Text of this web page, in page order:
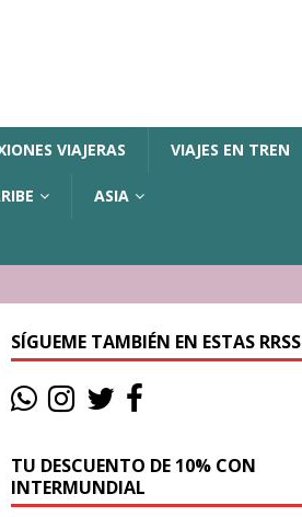
VIAJERAS VIAJES EN TREN
ASIA
SÍGUEME TAMBIÉN EN ESTAS RRSS
TU DESCUENTO DE 10% CON
INTERMUNDIAL